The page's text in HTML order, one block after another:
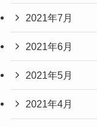
2021年7月
2021年6月
2021年5月
2021年4月